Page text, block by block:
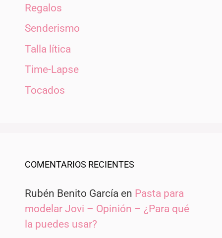
Regalos
Senderismo
Talla lítica
Time-Lapse
Tocados
COMENTARIOS RECIENTES
Rubén Benito García en Pasta para
modelar Jovi – Opinión – ¿Para qué
la puedes usar?